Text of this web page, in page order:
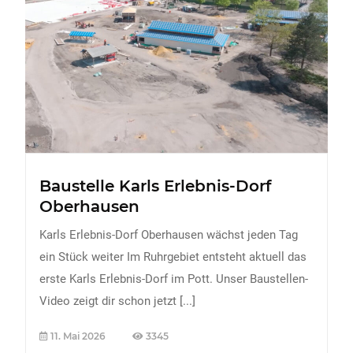
FREIZEIT
Veranstaltungen
Essen & Trinken
Sport
ERDBEEREN
Baustelle Karls Erlebnis-Dorf
Oberhausen
Karls Erlebnis-Dorf Oberhausen wächst jeden Tag
ein Stück weiter Im Ruhrgebiet entsteht aktuell das
erste Karls Erlebnis-Dorf im Pott. Unser Baustellen-
Video zeigt dir schon jetzt [...]
11. Mai 2026 3345